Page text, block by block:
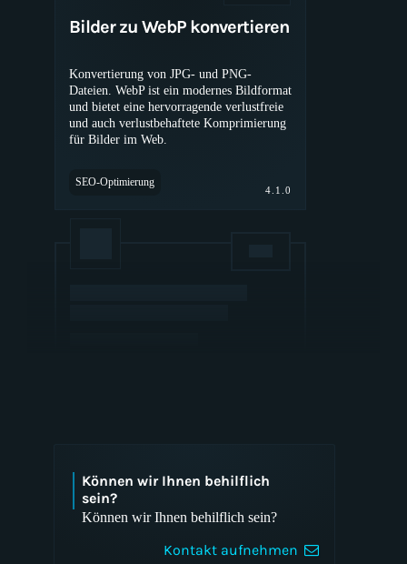
Bilder zu WebP konvertieren
Konvertierung von JPG- und PNG-
Dateien. WebP ist ein modernes Bildformat
und bietet eine hervorragende verlustfreie
und auch verlustbehaftete Komprimierung
für Bilder im Web.
SEO-Optimierung
4.1.0
Können wir Ihnen behilflich
sein?
Können wir Ihnen behilflich sein?
Kontakt aufnehmen
Website-Sicherheit